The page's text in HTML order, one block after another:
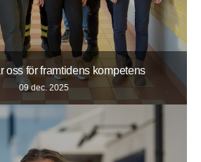
oss för framtidens kompetens
09 dec. 2025